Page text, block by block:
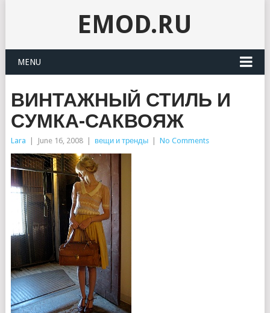
EMOD.RU
MENU
ВИНТАЖНЫЙ СТИЛЬ И
СУМКА-САКВОЯЖ
Lara June 16, 2008 вещи и тренды No Comments